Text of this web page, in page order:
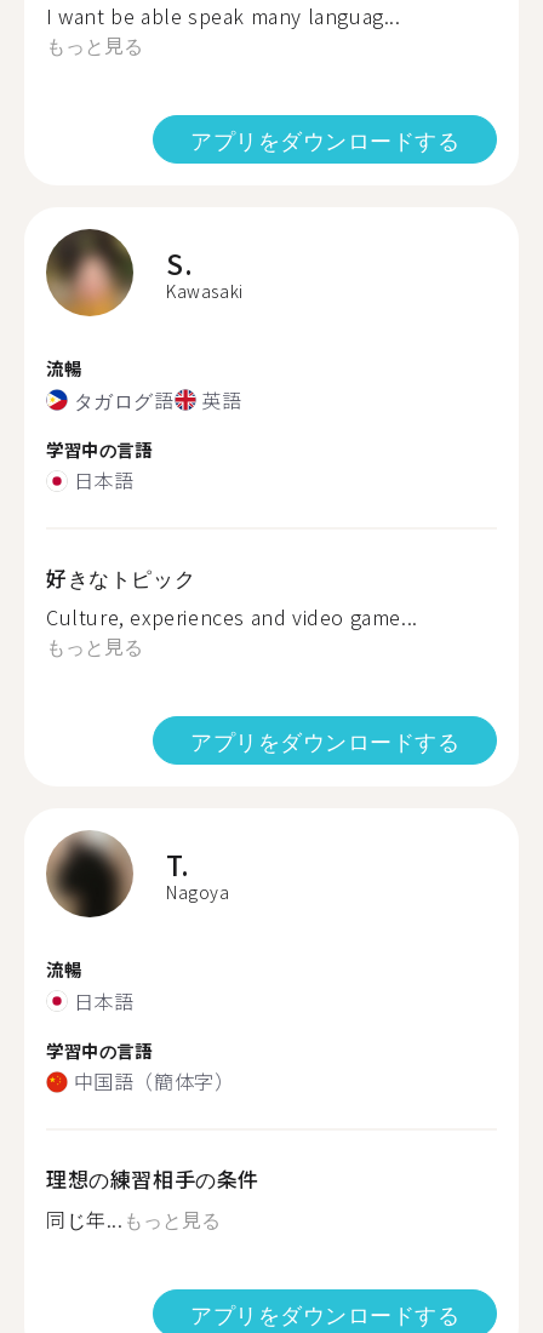
I want be able speak many languag...
もっと見る
アプリをダウンロードする
S.
Kawasaki
流暢
タガログ語 英語
学習中の言語
日本語
好きなトピック
Culture, experiences and video game...
もっと見る
アプリをダウンロードする
T.
Nagoya
流暢
日本語
学習中の言語
中国語（簡体字）
理想の練習相手の条件
同じ年... もっと見る
アプリをダウンロードする